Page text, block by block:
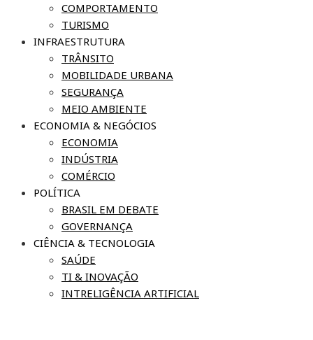
COMPORTAMENTO
TURISMO
INFRAESTRUTURA
TRÂNSITO
MOBILIDADE URBANA
SEGURANÇA
MEIO AMBIENTE
ECONOMIA & NEGÓCIOS
ECONOMIA
INDÚSTRIA
COMÉRCIO
POLÍTICA
BRASIL EM DEBATE
GOVERNANÇA
CIÊNCIA & TECNOLOGIA
SAÚDE
TI & INOVAÇÃO
INTRELIGÊNCIA ARTIFICIAL